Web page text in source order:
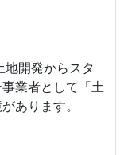
地開発からスタ
業者として「土
あります。